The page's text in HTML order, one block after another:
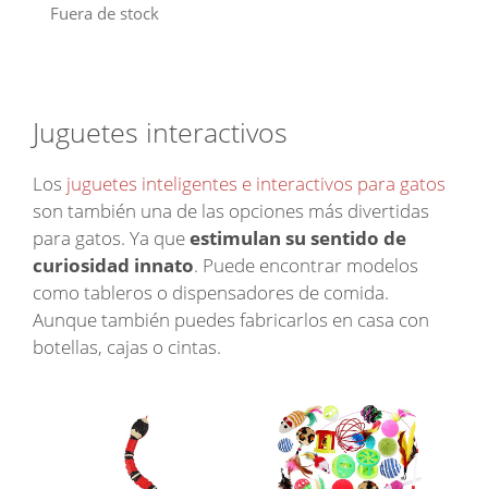
Fuera de stock
Juguetes interactivos
Los juguetes inteligentes e interactivos para gatos
son también una de las opciones más divertidas
para gatos. Ya queestimulan su sentido de
curiosidad innato. Puede encontrar modelos
como tableros o dispensadores de comida.
Aunque también puedes fabricarlos en casa con
botellas, cajas o cintas.